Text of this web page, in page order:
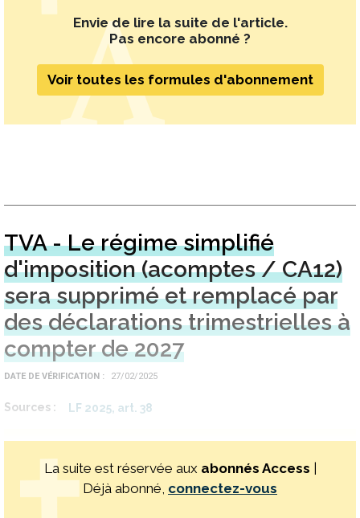
Envie de lire la suite de l'article.
Pas encore abonné ?
Voir toutes les formules d'abonnement
TVA - Le régime simplifié
d'imposition (acomptes / CA12)
sera supprimé et remplacé par
des déclarations trimestrielles à
compter de 2027
DATE DE VÉRIFICATION 27/02/2025
Sources LF 2025, art. 38
La suite est réservée aux abonnés Access |
Déjà abonné, connectez-vous